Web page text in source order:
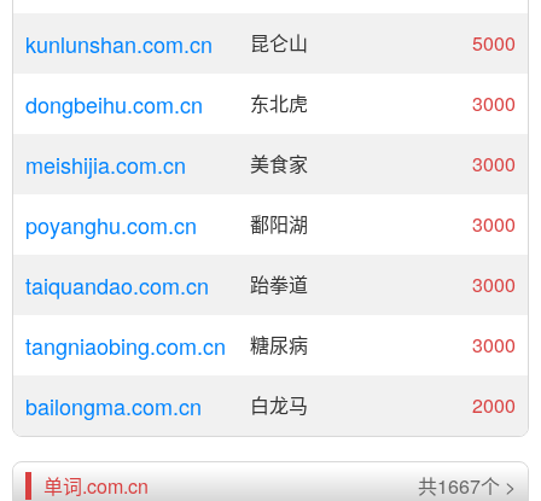
kunlunshan.com.cn 昆仑山 5000
dongbeihu.com.cn 东北虎 3000
meishijia.com.cn 美食家 3000
poyanghu.com.cn 鄱阳湖 3000
taiquandao.com.cn 跆拳道 3000
tangniaobing.com.cn 糖尿病 3000
bailongma.com.cn 白龙马 2000
单词.com.cn 共1667个 >